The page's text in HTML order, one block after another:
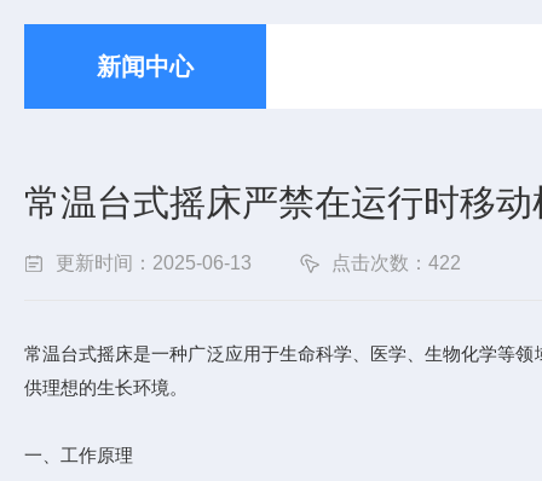
新闻中心
常温台式摇床严禁在运行时移
更新时间：2025-06-13 点击次数：422
常温台式摇床是一种广泛应用于生命科学、医学、生物化学等
供理想的生长环境。
一、工作原理